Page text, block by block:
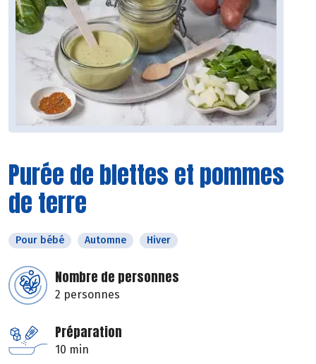
Purée de blettes et pommes
de terre
Pour bébé Automne Hiver
Nombre de personnes
2 personnes
Préparation
10 min